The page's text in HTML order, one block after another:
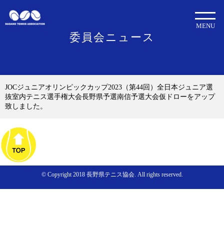
委員会ニュース
MENU
JOCジュニアオリンピックカップ2023（第44回）全日本ジュニア選
抜室内テニス選手権大会長野県予選南信予選大会仮ドローをアップ
致しました。
© Copyright 2018 長野県テニス協会. All rights reserved.